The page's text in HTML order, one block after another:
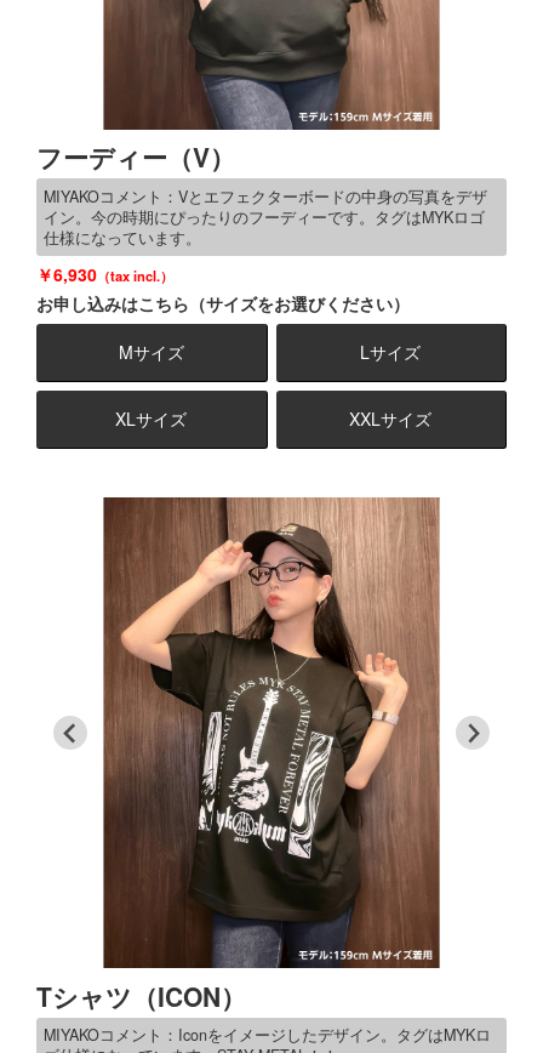
フーディー（V）
MIYAKOコメント：Vとエフェクターボードの中身の写真をデザ
イン。今の時期にぴったりのフーディーです。タグはMYKロゴ
仕様になっています。
6,930
お申し込みはこちら（サイズをお選びください）
Mサイズ
Lサイズ
XLサイズ XXLサイズ
Tシャツ（ICON）
MIYAKOコメント：Iconをイメージしたデザイン。タグはMYKロ